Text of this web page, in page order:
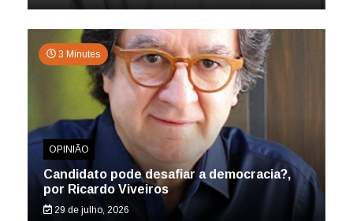
3 Minutes
OPINIÃO
Candidato pode desafiar a democracia?,
por Ricardo Viveiros
29 de julho, 2026